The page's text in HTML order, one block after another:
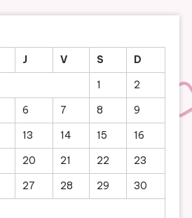
J V S
D
1
2
6 7 8
9
13 14 15
16
20 21 22
23
27 28 29
30